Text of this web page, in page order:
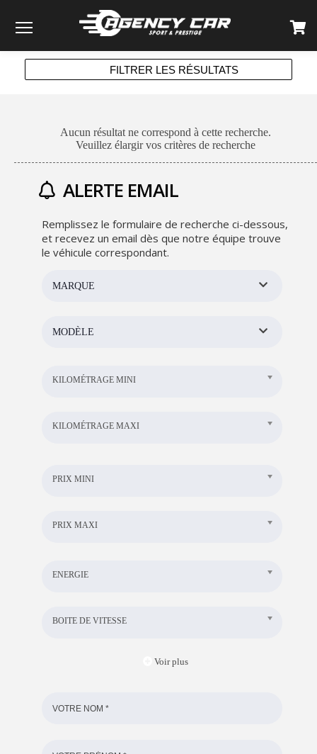
FILTRER LES RÉSULTATS
Aucun résultat ne correspond à cette recherche.
Veuillez élargir vos critères de recherche
ALERTE EMAIL
Remplissez le formulaire de recherche ci-dessous,
et recevez un email dès que notre équipe trouve
le véhicule correspondant.
MARQUE
MODÈLE
KILOMÉTRAGE MINI
KILOMÉTRAGE MAXI
PRIX MINI
PRIX MAXI
ENERGIE
BOITE DE VITESSE
Voir plus